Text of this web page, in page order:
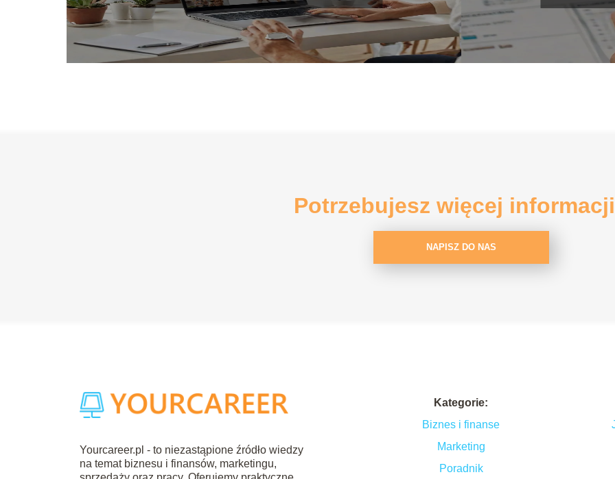
Potrzebujesz więcej
NAPISZ DO NAS
Yourcareer.pl - to niezastąpione źródło wiedzy
na temat biznesu i finansów, marketingu,
Kategorie:
Biznes i finanse
Marketing
Poradnik